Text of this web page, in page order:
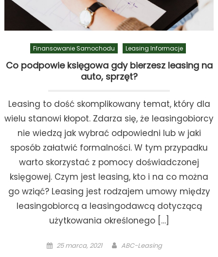
Finansowanie Samochodu Leasing Informacje
Co podpowie księgowa gdy bierzesz leasing na
auto, sprzęt?
Leasing to dość skomplikowany temat, który dla
wielu stanowi kłopot. Zdarza się, że leasingobiorcy
nie wiedzą jak wybrać odpowiedni lub w jaki
sposób załatwić formalności. W tym przypadku
warto skorzystać z pomocy doświadczonej
księgowej. Czym jest leasing, kto i na co można
go wziąć? Leasing jest rodzajem umowy między
leasingobiorcą a leasingodawcą dotyczącą
użytkowania określonego […]
Posted
25 marca, 2021 Author
ABC-Leasing